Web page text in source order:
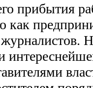
прибытия
как
журналистов.